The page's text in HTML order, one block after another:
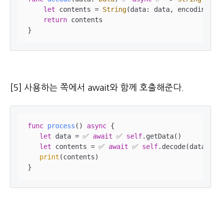
let contents = String(data: data, encoding:
return contents
}
[5] 사용하는 쪽에서 await와 함께 호출해준다.
func process () async {
let data = ✅ await ✅ self.getData()
let contents = ✅ await ✅ self.decode(data:
print (contents)
}